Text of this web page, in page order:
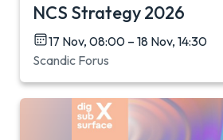
NCS Strategy 2026
17 Nov, 08:00 – 18 Nov, 14:30
Scandic Forus